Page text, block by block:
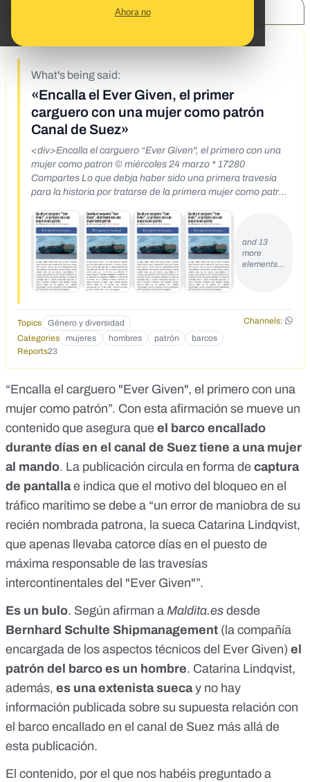
Ahora no
3/29/21
What's being said:
«Encalla el Ever Given, el primer
carguero con una mujer como patrón
Canal de Suez»
<div>Encalla el carguero “Ever Given", el primero con una
mujer como patron © miércoles 24 marzo * 17280
Compartes Lo que debja haber sido una primera travesia
para la historia por tratarse de la primera mujer como patrén
ha terminado siendo noticia pero por un motivo muy distinto.
El carguero panamefo ha terminado encallando en el canal
de Suez, al parecer debido a un error de maniobra de su
recién nombrada patrona, la sueca Catarina Lindqvist, que
apenas Ilevaba catorce dias en el puesto de maxima
responsable de las travesias intercontinentales del "Ever
and 13
more
elements…
Topics Género y diversidad
Channels:
Categories
mujeres hombres patrón
barcos
Reports23
“Encalla el carguero "Ever Given", el primero con una
mujer como patrón”. Con esta afirmación se mueve un
contenido que asegura que el barco encallado
durante días en el canal de Suez tiene a una mujer
al mando. La publicación circula en forma de captura
de pantallae indica que el motivo del bloqueo en el
tráfico marítimo se debe a “un error de maniobra de su
recién nombrada patrona, la sueca Catarina Lindqvist,
que apenas llevaba catorce días en el puesto de
máxima responsable de las travesías
intercontinentales del "Ever Given"”.
Es un bulo. Según afirman a Maldita.es desde
Bernhard Schulte Shipmanagement ( la compañía
encargada de los aspectos técnicos del Ever Given) el
patrón del barco es un hombre. Catarina Lindqvist,
además, es una extenista suecay no hay
información publicada sobre su supuesta relación con
el barco encallado en el canal de Suez más allá de
esta publicación.
El contenido, por el que nos habéis preguntado a